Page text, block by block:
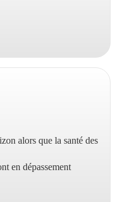
alors que la santé des
en dépassement